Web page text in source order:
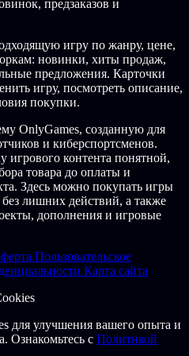
EDUCATIONAL OR
FREE OR NOT, WITHOUT
PROVIDED BY KUNOS
предзаказов и
игру по жанру, цене,
новинки, хиты продаж,
предложения. Карточки
игру, посмотреть описание,
покупки.
OnlyGames, созданную для
и киберспортсменов.
контента понятной,
товара до оплаты и
Здесь можно покупать игры
лишних действий, а также
дополнения и игровые
Пользовательское
Карта сайта
для улучшения вашего опыта и
Ознакомьтесь с Политикой